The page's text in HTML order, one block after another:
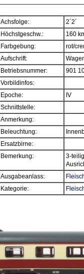
Achsfolge:
2´2´
Höchstgeschw.:
160
Farbgebung:
rot/
Aufschrift:
Betriebsnummer:
901
Vorbildinfos:
Epoche:
IV
Schnittstelle:
Anmerkung:
Beleuchtung:
Ersatzbirne:
Bemerkung:
3-
Ausgabeanlass:
Kategorie: